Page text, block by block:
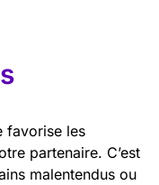
favorise les
partenaire. C’est
malentendus ou